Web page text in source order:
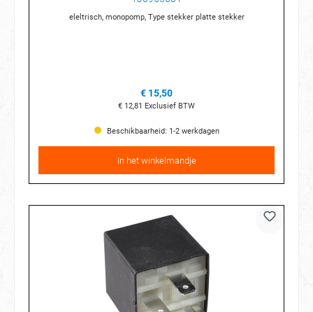
eleltrisch, monopomp, Type stekker platte stekker
€ 15,50
€ 12,81 Exclusief BTW
Beschikbaarheid: 1-2 werkdagen
In het winkelmandje